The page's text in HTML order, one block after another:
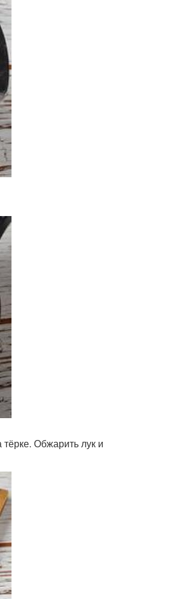
Обжарить лук и